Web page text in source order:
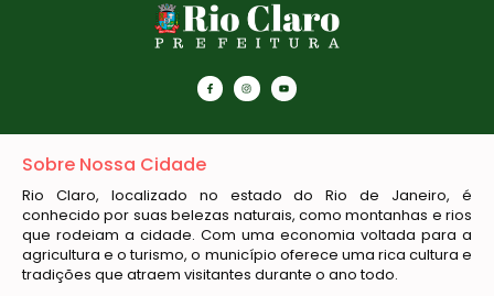
Sobre Nossa Cidade
Rio Claro, localizado no estado do Rio de Janeiro, é
conhecido por suas belezas naturais, como montanhas e rios
que rodeiam a cidade. Com uma economia voltada para a
agricultura e o turismo, o município oferece uma rica cultura e
tradições que atraem visitantes durante o ano todo.